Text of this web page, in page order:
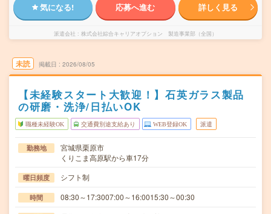
気になる! 応募へ進む 詳しく見る
派遣会社 株式会社綜合キャリアオプション 製造事業部（全国）
未読 掲載日 2026/08/05
【未経験スタート大歓迎！】石英ガラス製品
の研磨・洗浄/日払いOK
職種未経験OK 交通費別途支給あり WEB登録OK 派遣
勤務地
宮城県栗原市
くりこま高原駅から車17分
曜日頻度 シフト制
時間 08:30～17:3007:00～16:0015:30～00:30